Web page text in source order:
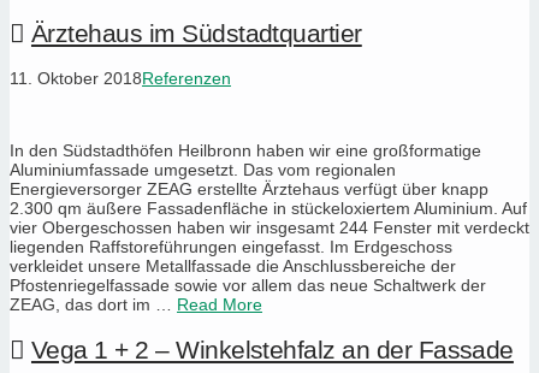
Ärztehaus im Südstadtquartier
11. Oktober 2018Referenzen
In den Südstadthöfen Heilbronn haben wir eine großformatige
Aluminiumfassade umgesetzt. Das vom regionalen
Energieversorger ZEAG erstellte Ärztehaus verfügt über knapp
2.300 qm äußere Fassadenfläche in stückeloxiertem Aluminium. Auf
vier Obergeschossen haben wir insgesamt 244 Fenster mit verdeckt
liegenden Raffstoreführungen eingefasst. Im Erdgeschoss
verkleidet unsere Metallfassade die Anschlussbereiche der
Pfostenriegelfassade sowie vor allem das neue Schaltwerk der
ZEAG, das dort im … Read More
Vega 1 + 2 – Winkelstehfalz an der Fassade